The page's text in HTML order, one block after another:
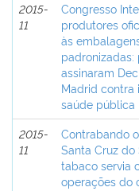
2015-
11
Congresso
produtores
às
assinaram
Madrid contra
saúde pública
2015-
11
Contrabando
Santa Cruz
tabaco servia
operações do